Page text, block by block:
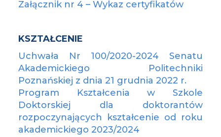
Załącznik nr 4 – Wykaz certyfikatów
KSZTAŁCENIE
Uchwała Nr 100/2020-2024 Senatu
Akademickiego Politechniki
Poznańskiej z dnia 21 grudnia 2022 r.
Program Kształcenia w Szkole
Doktorskiej dla doktorantów
rozpoczynających kształcenie od roku
akademickiego 2023/2024